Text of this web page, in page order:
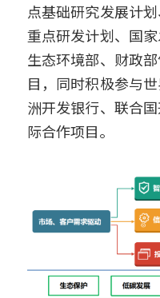
点基础研究发展计
重点研发计划、国家
生态环境部、财政
目，同时积极参与
洲开发银行、联合
际合作项目。